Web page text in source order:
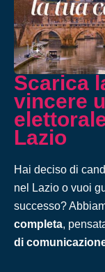
Scarica
vincere
Lazio
Hai deciso di
nel Lazio o vuoi
successo?
completa,
di